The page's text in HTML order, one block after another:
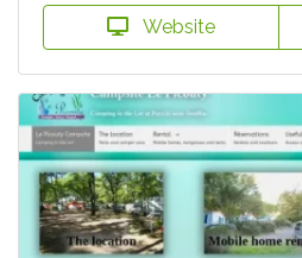
Website